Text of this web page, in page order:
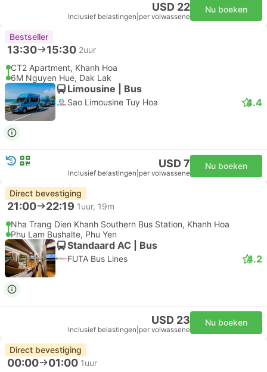
USD 22
Inclusief belastingen per volwassene
Nu boeken
Bestseller
13:30 15:30 2uur
CT2 Apartment, Khanh Hoa
6M Nguyen Hue, Dak Lak
Limousine | Bus
Sao Limousine Tuy Hoa 4.4
USD 7
Inclusief belastingen per volwassene
Nu boeken
Direct bevestiging
21:00 22:19 1uur, 19m
Nha Trang Dien Khanh Southern Bus Station, Khanh Hoa
Phu Lam Bushalte, Phu Yen
Standaard AC | Bus
FUTA Bus Lines 4.2
USD 23
Inclusief belastingen per volwassene
Nu boeken
Direct bevestiging
00:00 01:00 1uur